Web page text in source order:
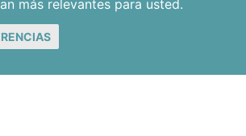
más relevantes para usted.